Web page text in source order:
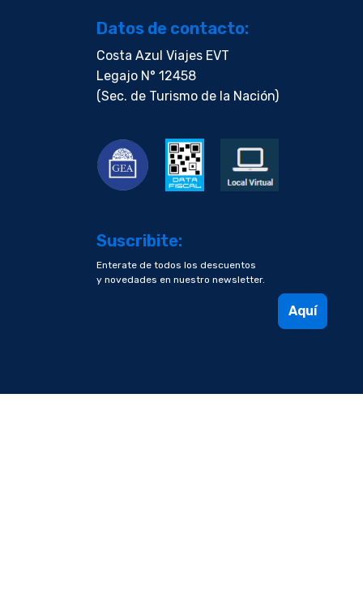
Datos de contacto:
Costa Azul Viajes EVT
Legajo N° 12458
(Sec. de Turismo de la Nación)
Suscribite:
Enterate de todos los descuentos
y novedades en nuestro newsletter.
Aquí